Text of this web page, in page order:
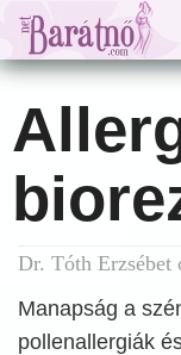
Dr. Tóth
Manapság a
pollenallergiák